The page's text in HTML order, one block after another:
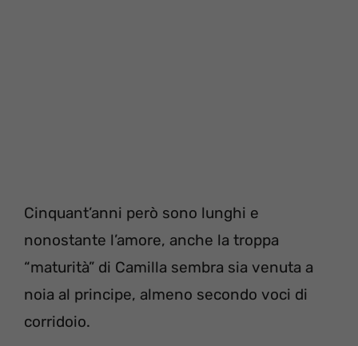
Cinquant’anni però sono lunghi e
nonostante l’amore, anche la troppa
“maturità” di Camilla sembra sia venuta a
noia al principe, almeno secondo voci di
corridoio.